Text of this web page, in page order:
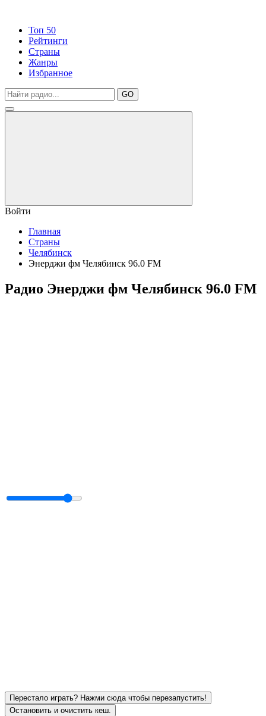
Топ 50
Рейтинги
Страны
Жанры
Избранное
GO
Войти
Главная
Страны
Челябинск
Энерджи фм Челябинск 96.0 FM
Радио Энерджи фм Челябинск 96.0 FM
Перестало играть? Нажми сюда чтобы перезапустить!
Остановить и очистить кеш.